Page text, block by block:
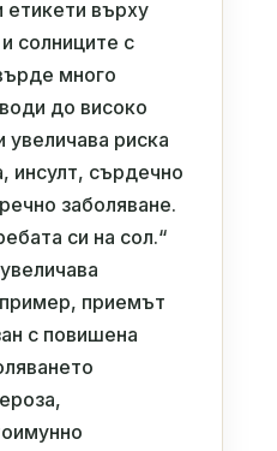
етикети върху
солниците с
много
до високо
увеличава риска
инсулт, сърдечно
заболяване.
си на сол.“
приемът
с повишена